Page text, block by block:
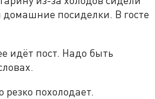
посиделки. В госте
идёт пост. Надо быть
похолодает.